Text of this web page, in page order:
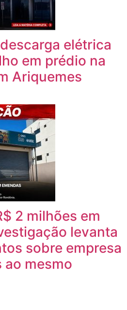
elétrica
em prédio na
Ariquemes
2 milhões em
levanta
sobre empresa
ao mesmo